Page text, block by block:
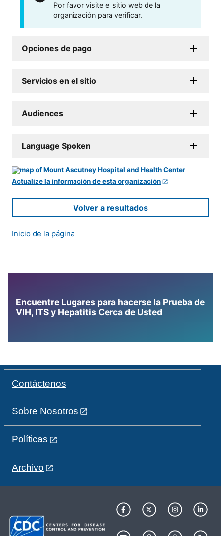
Por favor visite el sitio web de la
organización para verificar.
Opciones de pago
Servicios en el sitio
Audiences
Language Spoken
Actualize la información de esta organización
Volver a resultados
Inicio de la página
Encuentre Lugares para hacerse la Prueba de
VIH, ITS y Hepatitis Cerca de Usted
Contáctenos
Sobre Nosotros
Políticas
Archivo